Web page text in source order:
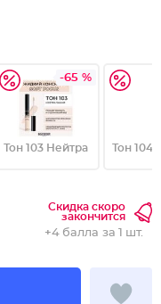
-65 %
Тон 103 Нейтра Тон 104
Скидка скоро
закончится
+4 балла за 1 шт.